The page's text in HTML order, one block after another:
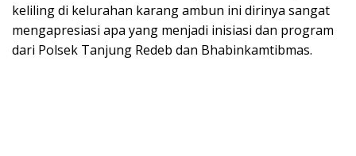
keliling di kelurahan karang ambun ini dirinya sangat
mengapresiasi apa yang menjadi inisiasi dan program
dari Polsek Tanjung Redeb dan Bhabinkamtibmas.